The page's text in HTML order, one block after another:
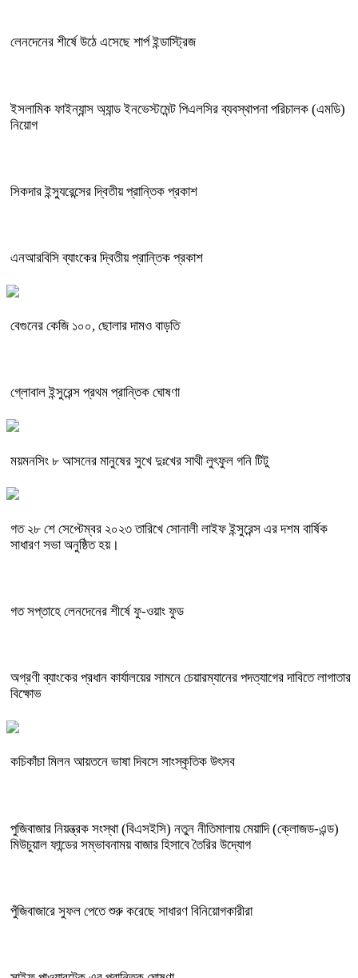
লেনদেনের শীর্ষে উঠে এসেছে শার্প ইন্ডাস্ট্রিজ
ইসলামিক ফাইন্যান্স অ্যান্ড ইনভেস্টমেন্ট পিএলসির ব্যবস্থাপনা পরিচালক (এমডি)
নিয়োগ
সিকদার ইন্স্যুরেন্সের দ্বিতীয় প্রান্তিক প্রকাশ
এনআরবিসি ব্যাংকের দ্বিতীয় প্রান্তিক প্রকাশ
বেগুনের কেজি ১০০, ছোলার দামও বাড়তি
গ্লোবাল ইন্সুরেন্স প্রথম প্রান্তিক ঘোষণা
ময়মনসিং ৮ আসনের মানুষের সুখে দুঃখের সাথী লুৎফুল গনি টিটু
গত ২৮ শে সেপ্টেম্বর ২০২৩ তারিখে সোনালী লাইফ ইন্সুরেন্স এর দশম বার্ষিক
সাধারণ সভা অনুষ্ঠিত হয়।
গত সপ্তাহে লেনদেনের শীর্ষে ফু-ওয়াং ফুড
অগ্রণী ব্যাংকের প্রধান কার্যালয়ের সামনে চেয়ারম্যানের পদত্যাগের দাবিতে লাগাতার
বিক্ষোভ
কচিকাঁচা মিলন আয়তনে ভাষা দিবসে সাংস্কৃতিক উৎসব
পুজিবাজার নিয়ন্ত্রক সংস্থা (বিএসইসি) নতুন নীতিমালায় মেয়াদি (ক্লোজড-এন্ড)
মিউচুয়াল ফান্ডের সম্ভাবনাময় বাজার হিসাবে তৈরির উদ্যোগ
পুঁজিবাজারে সুফল পেতে শুরু করেছে সাধারণ বিনিয়োগকারীরা